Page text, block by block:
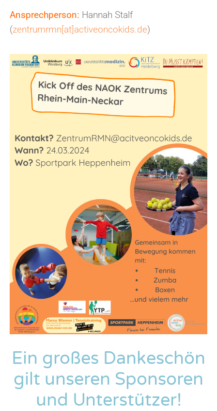
Ansprechperson: Hannah Stalf
(zentrumrmn[at]activeoncokids.de)
Ein großes Dankeschön
gilt unseren Sponsoren
und Unterstützer!